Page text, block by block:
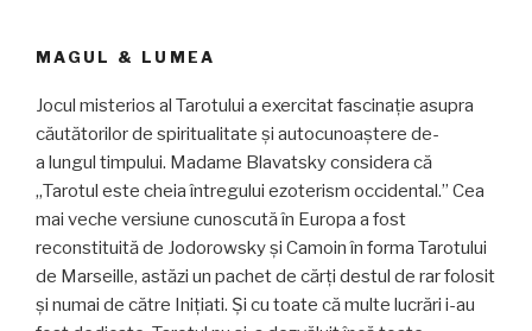
MAGUL & LUMEA
Jocul misterios al Tarotului a exercitat fascinație asupra
căutătorilor de spiritualitate și autocunoaștere de-
a lungul timpului. Madame Blavatsky considera că
„Tarotul este cheia întregului ezoterism occidental.” Cea
mai veche versiune cunoscută în Europa a fost
reconstituită de Jodorowsky și Camoin în forma Tarotului
de Marseille, astăzi un pachet de cărți destul de rar folosit
și numai de către Inițiati. Și cu toate că multe lucrări i-au